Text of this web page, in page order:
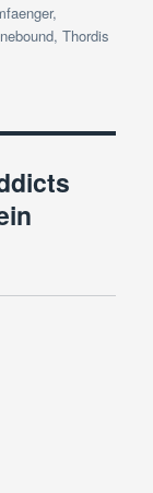
,
,Thordis